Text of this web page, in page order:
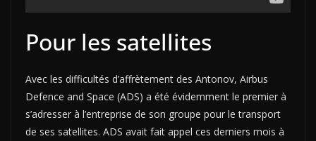
Pour les satellites
Avec les difficultés d’affrètement des Antonov, Airbus
Defence and Space (ADS) a été évidemment le premier à
s’adresser à l’entreprise de son groupe pour le transport
de ses satellites. ADS avait fait appel ces derniers mois à